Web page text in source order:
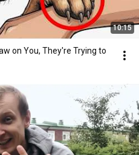
10:15
on You, They're Trying to